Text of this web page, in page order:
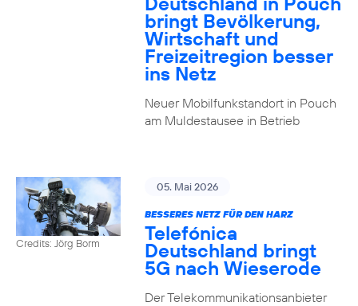
bringt Bevölkerung,
Wirtschaft und
Freizeitregion besser
ins Netz
Neuer Mobilfunkstandort in Pouch
am Muldestausee in Betrieb
Credits: Jörg Borm
05. Mai 2026
BESSERES NETZ FÜR DEN HARZ
Telefónica
Deutschland bringt
5G nach Wieserode
Der Telekommunikationsanbieter